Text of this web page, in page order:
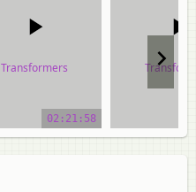
Transformers
02:21:58